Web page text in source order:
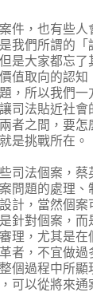
件，也有些
我們所謂的「
是大家都忘了
值取向的認
，所以我們一
司法貼近社
者之間，要怎
是挑戰所在。
司法個案，蔡
問題的處理
計，當然個
針對個案，
理，尤其是
者，不宜做
個過程中所顯
可以從將來通